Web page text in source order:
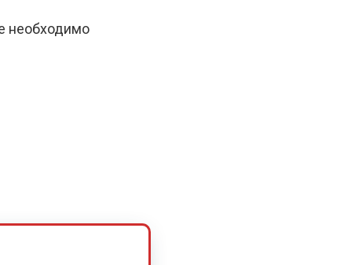
необходимо